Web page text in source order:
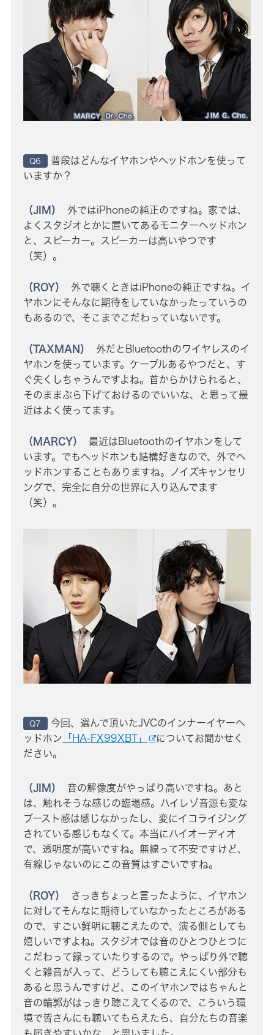
Q6
普段はどんなイヤホンやヘッドホンを使って
いますか？
（JIM）
外ではiPhoneの純正のですね。家では、
よくスタジオとかに置いてあるモニターヘッドホン
と、スピーカー。スピーカーは高いやつです
（笑）。
（ROY）
外で聴くときはiPhoneの純正ですね。イ
ヤホンにそんなに期待をしていなかったっていうの
もあるので、そこまでこだわっていないです。
（TAXMAN）
外だとBluetoothのワイヤレスのイ
ヤホンを使っています。ケーブルあるやつだと、す
ぐ失くしちゃうんですよね。首からかけられると、
そのままぶら下げておけるのでいいな、と思って最
近はよく使ってます。
（MARCY）
最近はBluetoothのイヤホンをして
います。でもヘッドホンも結構好きなので、外でヘ
ッドホンすることもありますね。ノイズキャンセリ
ングで、完全に自分の世界に入り込んでます
（笑）。
Q7
今回、選んで頂いたJVCのインナーイヤーヘ
ッドホン 「HA-FX99XBT」
についてお聞かせく
ださい。
（JIM）
音の解像度がやっぱり高いですね。あと
は、触れそうな感じの臨場感。ハイレゾ音源も変な
ブースト感は感じなかったし、変にイコライジング
されている感じもなくて。本当にハイオーディオ
で、透明度が高いですね。無線って不安ですけど、
有線じゃないのにこの音質はすごいですね。
（ROY）
さっきちょっと言ったように、イヤホン
に対してそんなに期待していなかったところがある
ので、すごい鮮明に聴こえたので、演る側としても
嬉しいですよね。スタジオでは音のひとつひとつに
こだわって録っていたりするので。やっぱり外で聴
くと雑音が入って、どうしても聴こえにくい部分も
あると思うんですけど、このイヤホンではちゃんと
音の輪郭がはっきり聴こえてくるので、こういう環
境で皆さんにも聴いてもらえたら、自分たちの音楽